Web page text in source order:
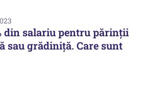
din salariu pentru părinții
sau grădiniță. Care sunt